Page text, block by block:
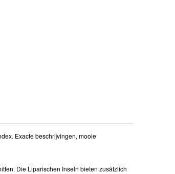
Exacte beschrijvingen, mooie
Die Liparischen Inseln bieten zusätzlich